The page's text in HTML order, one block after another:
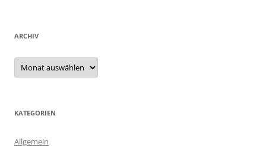
ARCHIV
Archiv
KATEGORIEN
Allgemein